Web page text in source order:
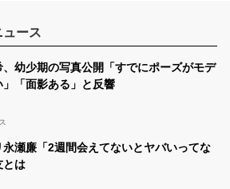
ュース
、幼少期の写真公開「すでにポーズがモデ
」「面影ある」と反響
永瀬廉「2週間会えてないとヤバいってな
とは